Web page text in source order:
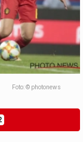
Foto: © photonews